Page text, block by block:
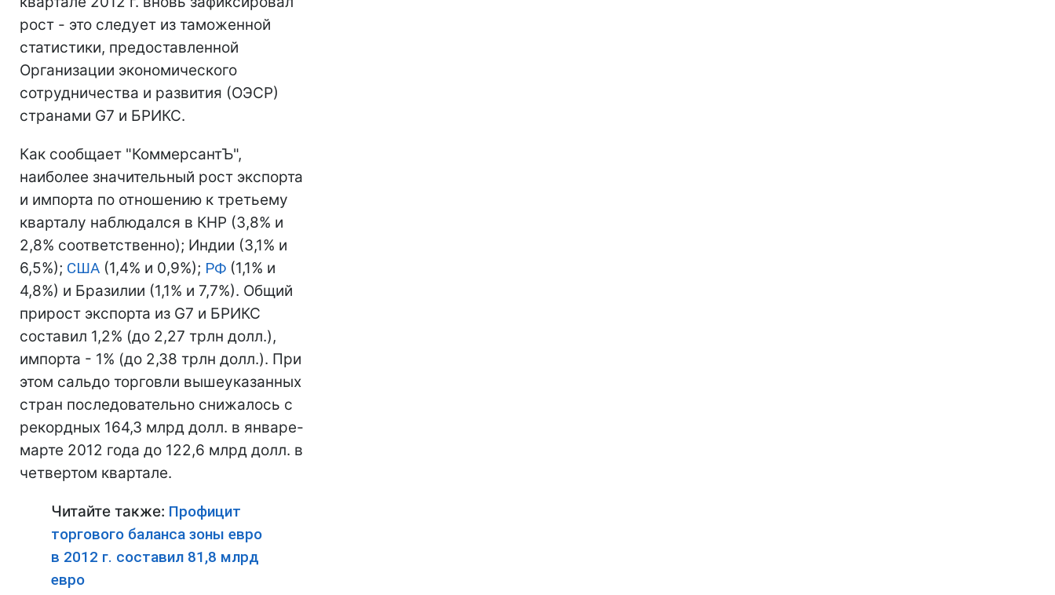
рост - это следует из таможенной
статистики, предоставленной
Организации экономического
сотрудничества и развития (ОЭСР)
странами G7 и БРИКС.
Как сообщает "КоммерсантЪ",
наиболее значительный рост экспорта
и импорта по отношению к третьему
кварталу наблюдался в КНР (3,8% и
2,8% соответственно); Индии (3,1% и
6,5%); США (1,4% и 0,9%); РФ (1,1% и
4,8%) и Бразилии (1,1% и 7,7%). Общий
прирост экспорта из G7 и БРИКС
составил 1,2% (до 2,27 трлн долл.),
импорта - 1% (до 2,38 трлн долл.). При
этом сальдо торговли вышеуказанных
стран последовательно снижалось с
рекордных 164,3 млрд долл. в январе-
марте 2012 года до 122,6 млрд долл. в
четвертом квартале.
Читайте также: Профицит
торгового баланса зоны евро
в 2012 г. составил 81,8 млрд
евро